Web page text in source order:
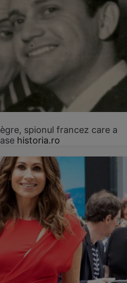
spionul francez care a
historia.ro